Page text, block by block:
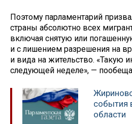
Поэтому парламентарий
страны абсолютно всех
включая снятую или
и с лишением разрешения на
и вида на жительство. «Такую
следующей неделе», —
события
области